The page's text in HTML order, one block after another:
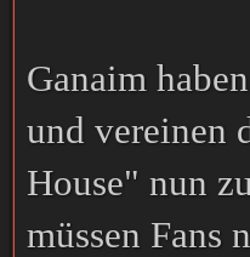
Ganaim
und vereinen
House" nun
müssen